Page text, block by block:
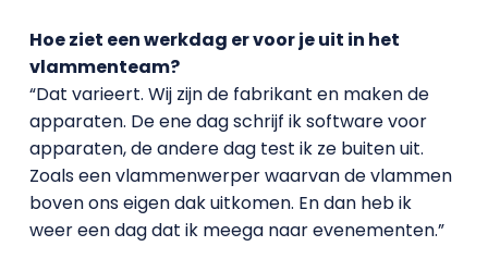
Hoe ziet een werkdag er voor je uit in het
vlammenteam?
“Dat varieert. Wij zijn de fabrikant en maken de
apparaten. De ene dag schrijf ik software voor
apparaten, de andere dag test ik ze buiten uit.
Zoals een vlammenwerper waarvan de vlammen
boven ons eigen dak uitkomen. En dan heb ik
weer een dag dat ik meega naar evenementen.”